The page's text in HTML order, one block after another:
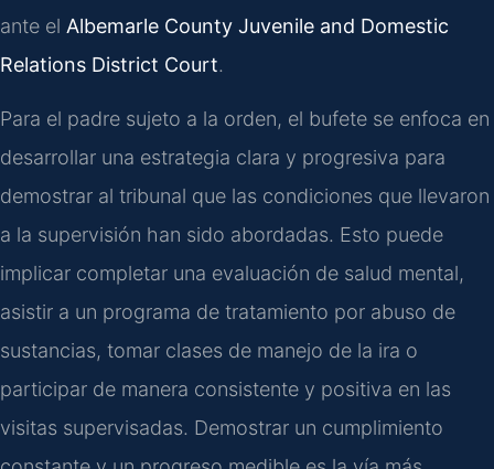
ante el Albemarle County Juvenile and Domestic
Relations District Court.
Para el padre sujeto a la orden, el bufete se enfoca en
desarrollar una estrategia clara y progresiva para
demostrar al tribunal que las condiciones que llevaron
a la supervisión han sido abordadas. Esto puede
implicar completar una evaluación de salud mental,
asistir a un programa de tratamiento por abuso de
sustancias, tomar clases de manejo de la ira o
participar de manera consistente y positiva en las
visitas supervisadas. Demostrar un cumplimiento